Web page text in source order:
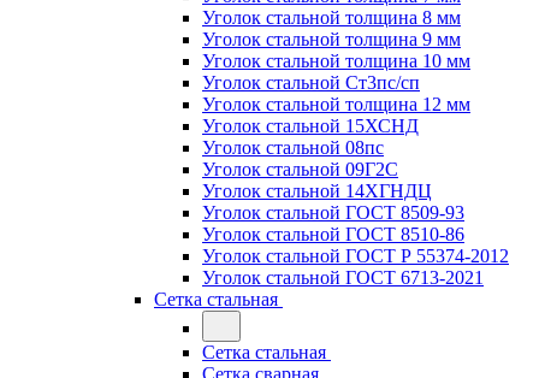
Уголок стальной толщина 8 мм
Уголок стальной толщина 9 мм
Уголок стальной толщина 10 мм
Уголок стальной Ст3пс/сп
Уголок стальной толщина 12 мм
Уголок стальной 15ХСНД
Уголок стальной 08пс
Уголок стальной 09Г2С
Уголок стальной 14ХГНДЦ
Уголок стальной ГОСТ 8509-93
Уголок стальной ГОСТ 8510-86
Уголок стальной ГОСТ Р 55374-2012
Уголок стальной ГОСТ 6713-2021
Сетка стальная
Сетка стальная
Сетка сварная